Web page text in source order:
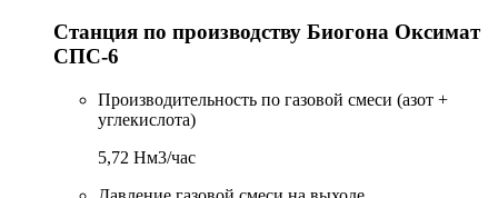
Станция по производству Биогона Оксимат
СПС-6
Производительность по газовой смеси (азот +
углекислота)
5,72 Нм3/час